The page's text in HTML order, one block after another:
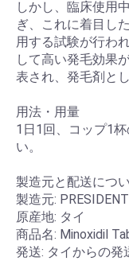
しかし、臨床使用
ぎ、これに着目し
用する試験が行わ
して高い発毛効果
表され、発毛剤と
用法・用量
1日1回、コップ1
い。
製造元と配送につ
製造元:
原産地: タイ
商品名: Minoxidil
発送: タイからの発